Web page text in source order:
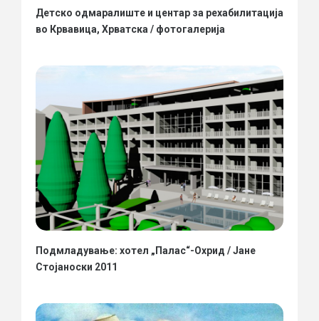
Детско одмаралиште и центар за рехабилитација
во Крвавица, Хрватска / фотогалерија
Подмладување: хотел „Палас“-Охрид / Јане
Стојаноски 2011